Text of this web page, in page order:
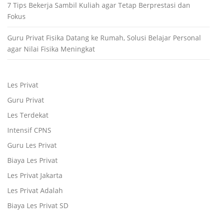
7 Tips Bekerja Sambil Kuliah agar Tetap Berprestasi dan
Fokus
Guru Privat Fisika Datang ke Rumah, Solusi Belajar Personal
agar Nilai Fisika Meningkat
Les Privat
Guru Privat
Les Terdekat
Intensif CPNS
Guru Les Privat
Biaya Les Privat
Les Privat Jakarta
Les Privat Adalah
Biaya Les Privat SD